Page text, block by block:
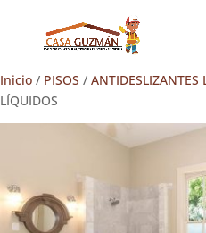
Inicio / PISOS / ANTIDESLIZANTES
LÍQUIDOS